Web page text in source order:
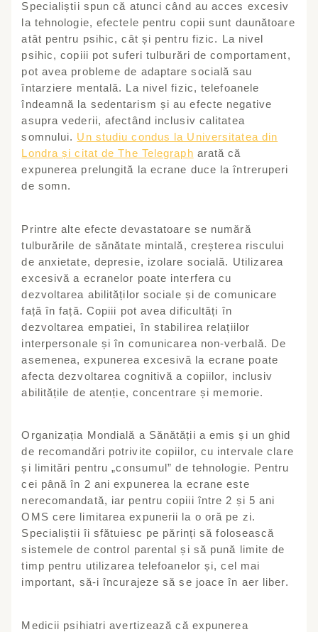
Specialiștii spun că atunci când au acces excesiv
la tehnologie, efectele pentru copii sunt daunătoare
atât pentru psihic, cât și pentru fizic. La nivel
psihic, copiii pot suferi tulburări de comportament,
pot avea probleme de adaptare socială sau
întarziere mentală. La nivel fizic, telefoanele
îndeamnă la sedentarism și au efecte negative
asupra vederii, afectând inclusiv calitatea
somnului. Un studiu condus la Universitatea din
Londra și citat de The Telegraph arată că
expunerea prelungită la ecrane duce la întreruperi
de somn.
Printre alte efecte devastatoare se numără
tulburările de sănătate mintală, creșterea riscului
de anxietate, depresie, izolare socială. Utilizarea
excesivă a ecranelor poate interfera cu
dezvoltarea abilităților sociale și de comunicare
față în față. Copiii pot avea dificultăți în
dezvoltarea empatiei, în stabilirea relațiilor
interpersonale și în comunicarea non-verbală. De
asemenea, expunerea excesivă la ecrane poate
afecta dezvoltarea cognitivă a copiilor, inclusiv
abilitățile de atenție, concentrare și memorie.
Organizația Mondială a Sănătății a emis și un ghid
de recomandări potrivite copiilor, cu intervale clare
și limitări pentru „consumul” de tehnologie. Pentru
cei până în 2 ani expunerea la ecrane este
nerecomandată, iar pentru copiii între 2 și 5 ani
OMS cere limitarea expunerii la o oră pe zi.
Specialiștii îi sfătuiesc pe părinți să folosească
sistemele de control parental și să pună limite de
timp pentru utilizarea telefoanelor și, cel mai
important, să-i încurajeze să se joace în aer liber.
Medicii psihiatri avertizează că expunerea